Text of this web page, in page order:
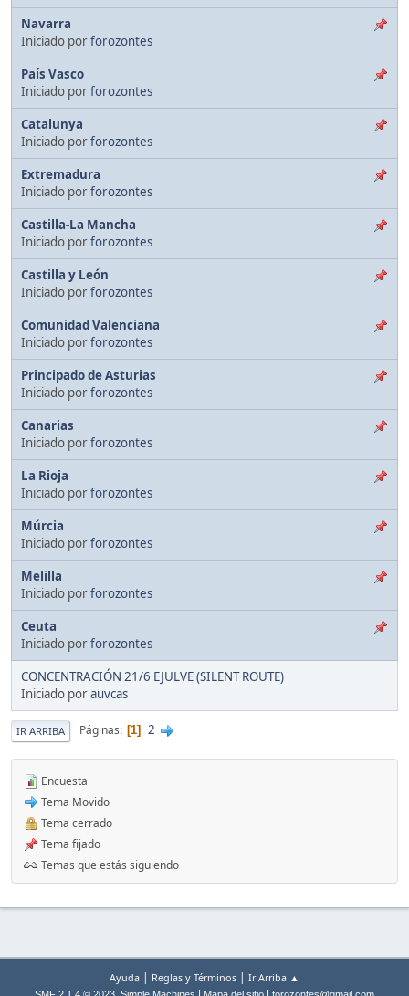
Navarra
Iniciado porforozontes
País Vasco
Iniciado porforozontes
Catalunya
Iniciado porforozontes
Extremadura
Iniciado porforozontes
Castilla-La Mancha
Iniciado porforozontes
Castilla y León
Iniciado porforozontes
Comunidad Valenciana
Iniciado porforozontes
Principado de Asturias
Iniciado porforozontes
Canarias
Iniciado porforozontes
La Rioja
Iniciado porforozontes
Múrcia
Iniciado porforozontes
Melilla
Iniciado porforozontes
Ceuta
Iniciado porforozontes
CONCENTRACIÓN 21/6 EJULVE (SILENT ROUTE)
Iniciado porauvcas
IR ARRIBA Páginas 1 2
Encuesta
Tema Movido
Tema cerrado
Tema fijado
Temas que estás siguiendo
Ayuda | Reglas y Términos | Ir Arriba ▲